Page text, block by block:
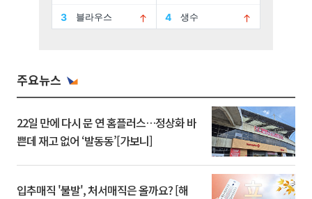
주요뉴스
22일 만에 다시 문 연 홈플러스…정상화 바
쁜데 재고 없어 ‘발동동’[가보니]
입추매직 '불발', 처서매직은 올까요? [해